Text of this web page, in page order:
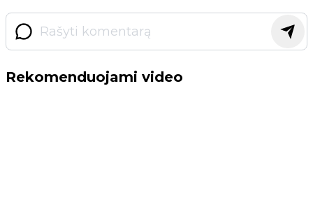
Rekomenduojami video